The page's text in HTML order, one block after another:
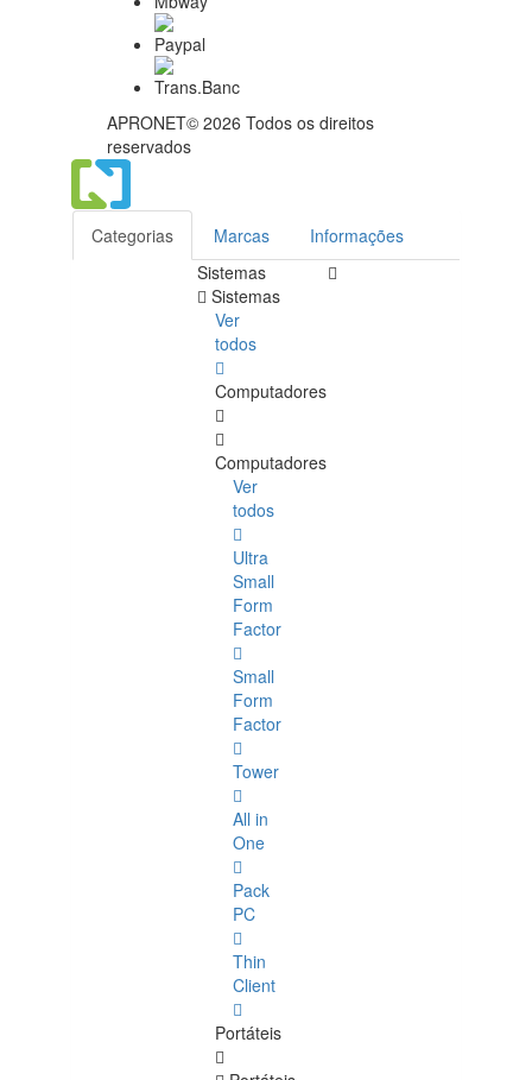
APRONET© 2026 Todos os direitos
reservados
Categorias Marcas
Informações
Sistemas
Sistemas
Ver
todos
Computadores
Computadores
Ver
todos
Ultra
Small
Form
Factor
Small
Form
Factor
Tower
All in
One
Pack
PC
Thin
Client
Portáteis